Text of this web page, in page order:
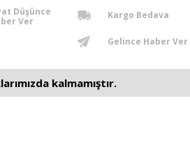
Düşünce
Ver
Kargo Bedava
Gelince Haber Ver
kalmamıştır.